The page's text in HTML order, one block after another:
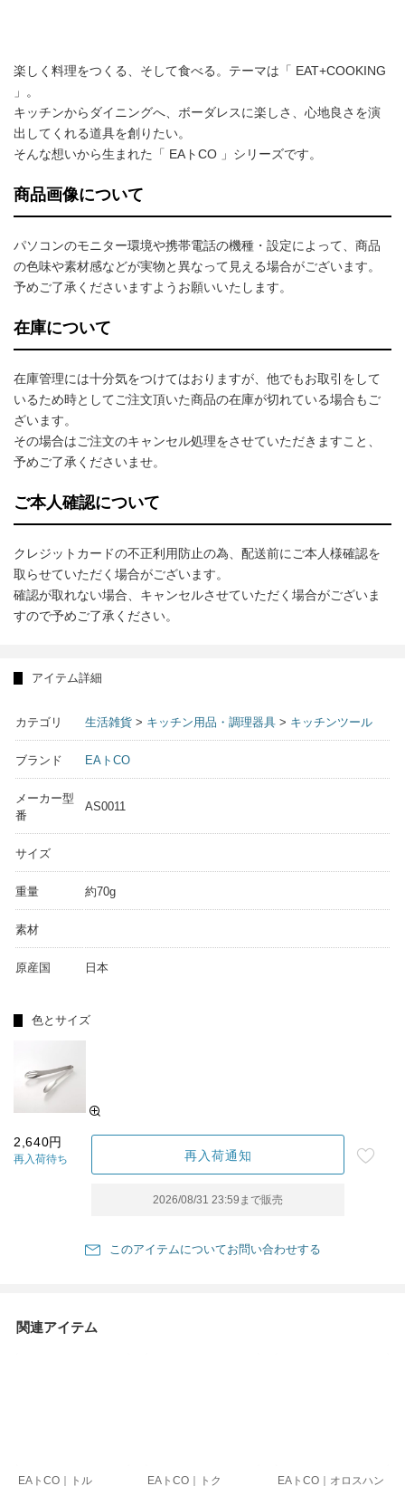
楽しく料理をつくる、そして食べる。テーマは「 EAT+COOKING
」。
キッチンからダイニングへ、ボーダレスに楽しさ、心地良さを演
出してくれる道具を創りたい。
そんな想いから生まれた「 EAトCO 」シリーズです。
商品画像について
パソコンのモニター環境や携帯電話の機種・設定によって、商品
の色味や素材感などが実物と異なって見える場合がございます。
予めご了承くださいますようお願いいたします。
在庫について
在庫管理には十分気をつけてはおりますが、他でもお取引をして
いるため時としてご注文頂いた商品の在庫が切れている場合もご
ざいます。
その場合はご注文のキャンセル処理をさせていただきますこと、
予めご了承くださいませ。
ご本人確認について
クレジットカードの不正利用防止の為、配送前にご本人様確認を
取らせていただく場合がございます。
確認が取れない場合、キャンセルさせていただく場合がございま
すので予めご了承ください。
アイテム詳細
カテゴリ 生活雑貨 > キッチン用品・調理器具 > キッチンツール
ブランド EAトCO
メーカー型
番
AS0011
サイズ
重量 約70g
素材
原産国 日本
色とサイズ
2,640円
再入荷待ち 再入荷通知
2026/08/31 23:59 まで販売
このアイテムについてお問い合わせする
関連アイテム
EAトCO｜トル EAトCO｜トク EAトCO｜オロスハン